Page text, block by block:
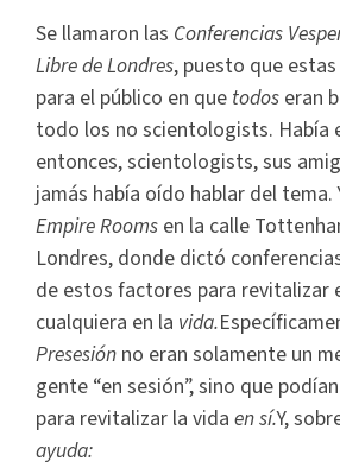
Se llamaron las Conferencias
Libre de Londres, puesto que
para el público en que todos eran
todo los no scientologists. Había
entonces, scientologists, sus
jamás había oído hablar del tema.
Empire Rooms en la calle
Londres, donde dictó
de estos factores para revitalizar
cualquiera en la vida.
Presesión no eran solamente un
gente “en sesión”, sino que
para revitalizar la vida en sí.Y,
ayuda: